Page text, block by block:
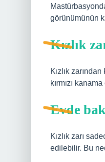
görünümünün
Kızlık
Kızlık
kırmızı
Evde
Kızlık zarı
edilebilir. Bu